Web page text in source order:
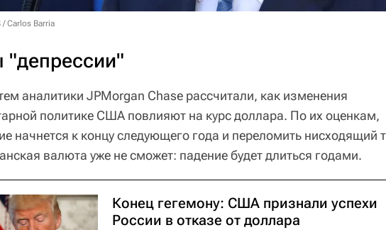
/ Carlos Barria
"депрессии"
аналитики JPMorgan Chase рассчитали, как изменения
политике США повлияют на курс доллара. По их оценкам,
начнется к концу следующего года и переломить нисходящий
валюта уже не сможет: падение будет длиться годами.
Конец гегемону: CША признали успехи
России в отказе от доллара